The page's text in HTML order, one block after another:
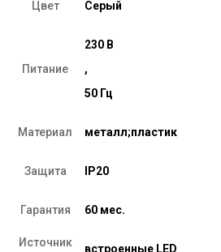
Цвет Серый
Питание
230 В
,
50 Гц
Материал металл;пластик
Защита IP20
Гарантия 60 мес.
Источник
встроенные LED